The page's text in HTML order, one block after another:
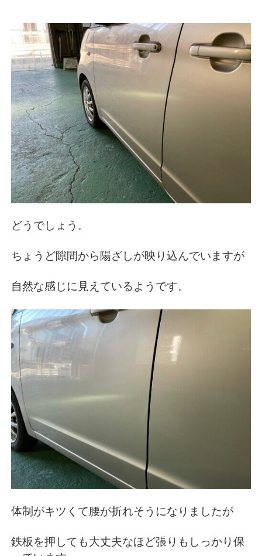
どうでしょう。
ちょうど隙間から陽ざしが映り込んでいますが
自然な感じに見えているようです。
体制がキツくて腰が折れそうになりましたが
鉄板を押しても大丈夫なほど張りもしっかり保